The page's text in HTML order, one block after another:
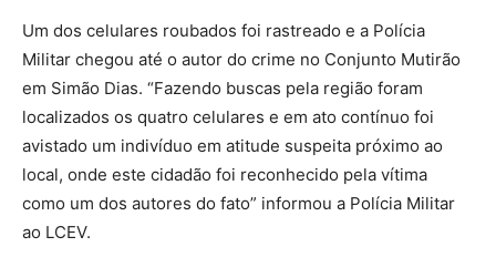
Um dos celulares roubados foi rastreado e a Polícia
Militar chegou até o autor do crime no Conjunto Mutirão
em Simão Dias. “Fazendo buscas pela região foram
localizados os quatro celulares e em ato contínuo foi
avistado um indivíduo em atitude suspeita próximo ao
local, onde este cidadão foi reconhecido pela vítima
como um dos autores do fato” informou a Polícia Militar
ao LCEV.